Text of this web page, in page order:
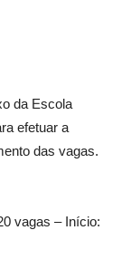
da Escola
efetuar a
das vagas.
vagas – Início: